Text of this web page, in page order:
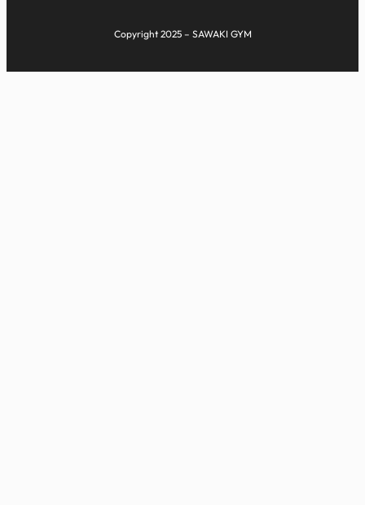
Copyright 2025 – SAWAKI GYM